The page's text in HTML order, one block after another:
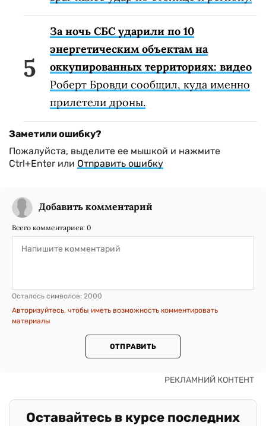
За ночь СБС ударили по 10
энергетическим объектам на
оккупированных территориях: видео
Роберт Бровди сообщил, куда именно
прилетели дроны.
Заметили ошибку?
Пожалуйста, выделите ее мышкой и нажмите
Ctrl+Enter или Отправить ошибку
Добавить комментарий
Всего комментариев: 0
Осталось символов: 2000
Авторизуйтесь, чтобы иметь возможность комментировать
материалы
ОТПРАВИТЬ
Оставайтесь в курсе последних